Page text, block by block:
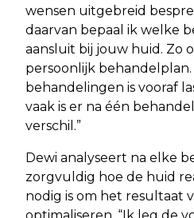
wensen uitgebreid
daarvan bepaal ik welke
aansluit bij jouw huid. Zo
persoonlijk behandelplan.
behandelingen is vooraf
vaak is er na één
verschil.”
Dewi analyseert na elke
zorgvuldig hoe de huid
nodig is om het resultaat